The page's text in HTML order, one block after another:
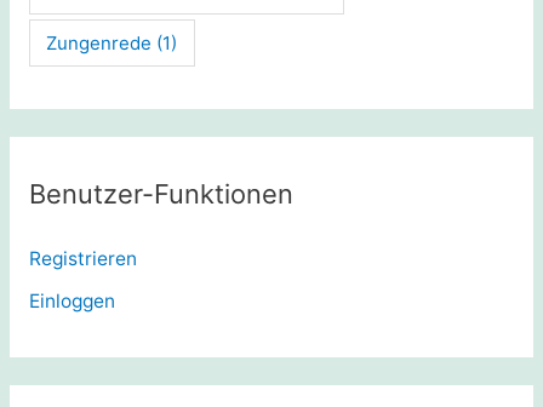
Zungenrede (1)
Benutzer-Funktionen
Registrieren
Einloggen